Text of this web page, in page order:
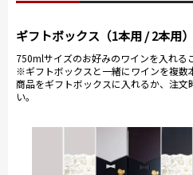
ギフトボックス（1本用 / 2本用）
750mlサイズのお好みのワインを入れる
※ギフトボックスと一緒にワインを複数
商品をギフトボックスに入れるか、注文
い。